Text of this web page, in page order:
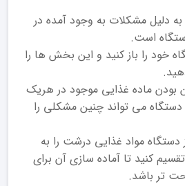
دلیل مشکلات به وجود آمده در
است.
خود را باز کنید و این بخش ‌ها را
بودن ماده غذایی موجود در هریک
می ‌تواند چنین مشکلی را
دستگاه مواد غذایی درشت را به
کنید تا آماده سازی آن برای
‌تر باشد.